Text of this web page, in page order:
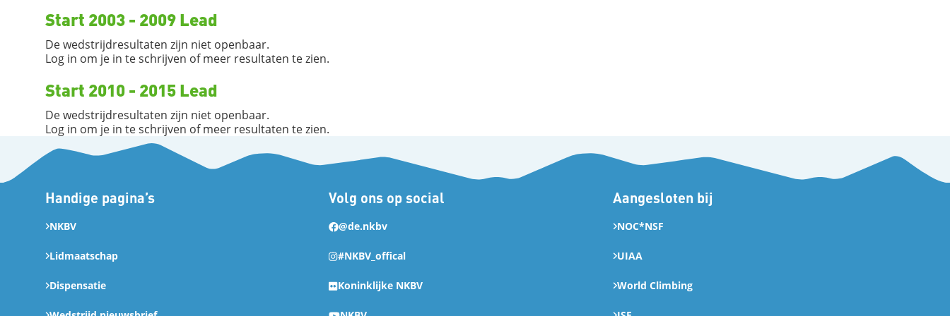
Start 2003 - 2009 Lead
De wedstrijdresultaten zijn niet openbaar.
Log in om je in te schrijven of meer resultaten te zien.
Start 2010 - 2015 Lead
De wedstrijdresultaten zijn niet openbaar.
Log in om je in te schrijven of meer resultaten te zien.
Handige pagina’s
NKBV
Lidmaatschap
Dispensatie
Volg ons op social
@de.nkbv
#NKBV_offical
Koninklijke NKBV
Aangesloten bij
NOC*NSF
UIAA
World Climbing